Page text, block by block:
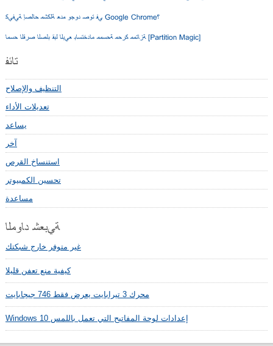
التنظيف والإصلاح
تعديلات الأداء
يساعد
آخر
استنساخ القرص
تحسين الكمبيوتر
مساعدة
غير متوفر خارج شبكتك
كيفية منع تعفن قليلا
محرك 3 تيرابايت يعرض فقط 746 جيجابايت
Windows 10 إعدادات لوحة المفاتيح التي تعمل باللمس